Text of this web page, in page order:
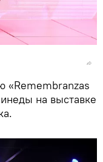
«Remembranzas
на выставке